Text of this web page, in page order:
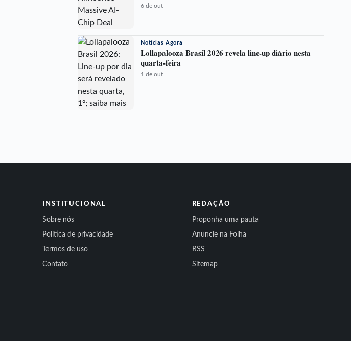
6 de out
Notícias Agora
Lollapalooza Brasil 2026 revela line-up diário nesta
quarta-feira
1 de out
INSTITUCIONAL
Sobre nós
Política de privacidade
Termos de uso
Contato
REDAÇÃO
Proponha uma pauta
Anuncie na Folha
RSS
Sitemap